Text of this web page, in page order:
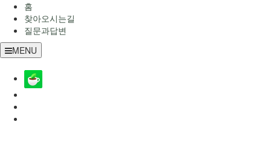
홈
찾아오시는길
질문과답변
MENU